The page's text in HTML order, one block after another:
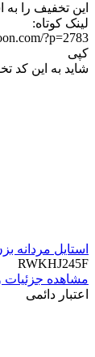
این تخفیف را به
لینک کوتاه:
?p=2783
کپی
شاید به این کد
استایل مردانه بزن با تخفیف 200
RWKHJ245F
مشاهده جزئیات
اعتبار دائمی